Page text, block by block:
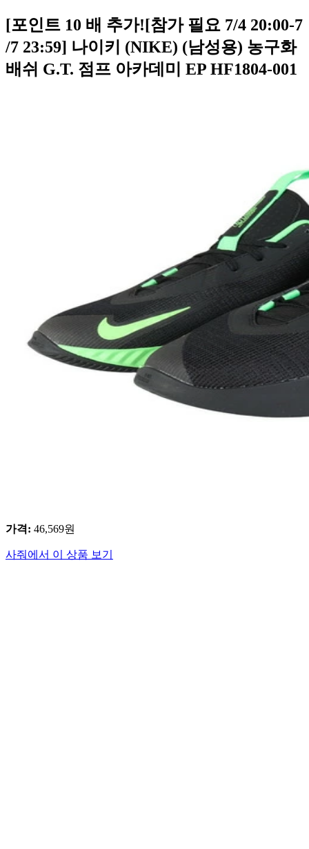
[포인트 10 배 추가![참가 필요 7/4 20:00-7
/7 23:59] 나이키 (NIKE) (남성용) 농구화
배쉬 G.T. 점프 아카데미 EP HF1804-001
가격: 46,569원
사줘에서 이 상품 보기